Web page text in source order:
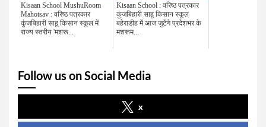
Kisaan School MushuRoom
Mahotsav : वरिष्ठ पत्रकार
कुंजबिहारी साहू किसान स्कूल में
राज्य स्तरीय 'मशरू...
Kisaan School : वरिष्ठ पत्रकार
कुंजबिहारी साहू किसान स्कूल
बहेराडीह में आज जुटेंगे प्रदेशभर के
मशरूम...
Follow us on Social Media
x